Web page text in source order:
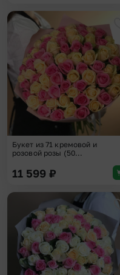
Букет из 71 кремовой и
розовой розы (50...
11 599 ₽